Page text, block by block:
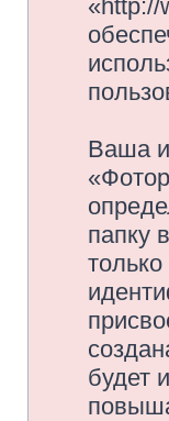
«http://
Ваша
папку
будет